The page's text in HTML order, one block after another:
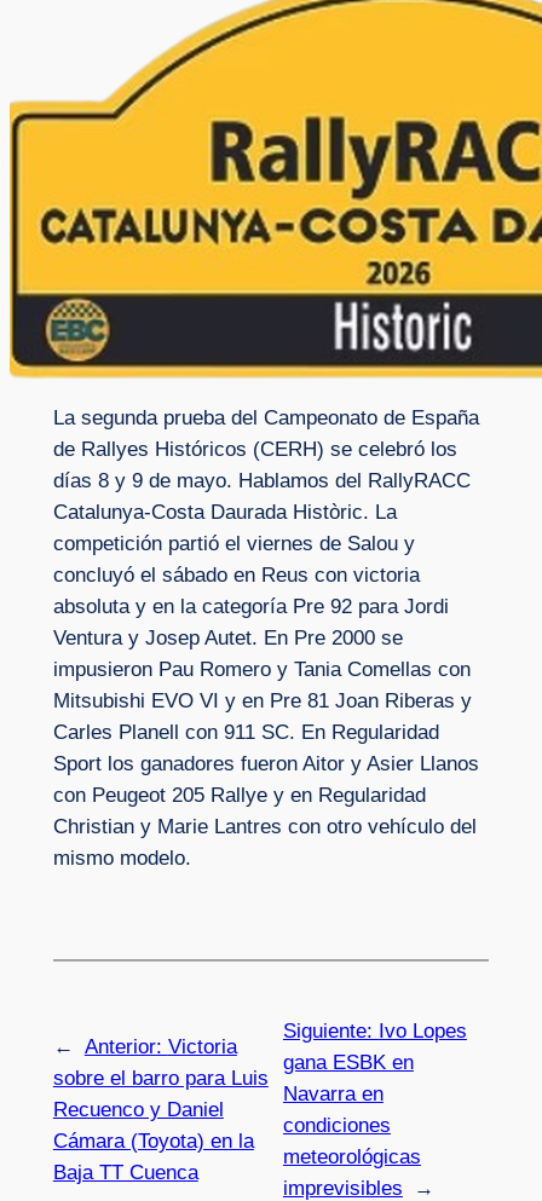
La segunda prueba del Campeonato de España
de Rallyes Históricos (CERH) se celebró los
días 8 y 9 de mayo. Hablamos del RallyRACC
Catalunya-Costa Daurada Històric. La
competición partió el viernes de Salou y
concluyó el sábado en Reus con victoria
absoluta y en la categoría Pre 92 para Jordi
Ventura y Josep Autet. En Pre 2000 se
impusieron Pau Romero y Tania Comellas con
Mitsubishi EVO VI y en Pre 81 Joan Riberas y
Carles Planell con 911 SC. En Regularidad
Sport los ganadores fueron Aitor y Asier Llanos
con Peugeot 205 Rallye y en Regularidad
Christian y Marie Lantres con otro vehículo del
mismo modelo.
← Anterior: Victoria
sobre el barro para Luis
Recuenco y Daniel
Cámara (Toyota) en la
Baja TT Cuenca
Siguiente: Ivo Lopes
gana ESBK en
Navarra en
condiciones
meteorológicas
imprevisibles
→